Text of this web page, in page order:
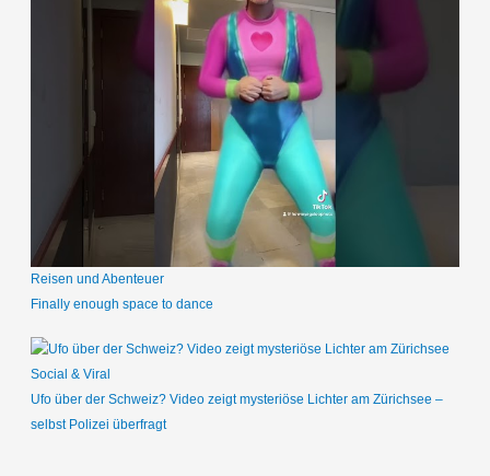
Reisen und Abenteuer
Finally enough space to dance
Social & Viral
Ufo über der Schweiz? Video zeigt mysteriöse Lichter am Zürichsee –
selbst Polizei überfragt